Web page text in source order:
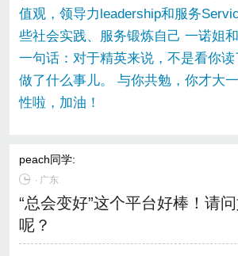
值观，领导力leadership和服务
些社会实践、服务锻炼自己 一诺姐
一句话：对于精英来说，不是看你
做了什么事儿。 与你共勉，你才大
性啦，加油！
peach同学:
∙ 广东
“总会变好”这个平台好棒！请
呢？